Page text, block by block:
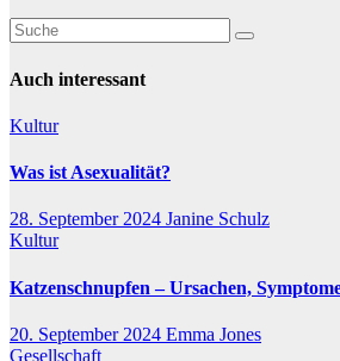
Auch interessant
Kultur
Was ist Asexualität?
28. September 2024 Janine Schulz
Kultur
Katzenschnupfen – Ursachen,
20. September 2024 Emma Jones
Gesellschaft